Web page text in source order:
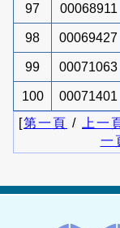
97 00068911
98 00069427
99 00071063
100 00071401
[第一頁 / 上一
一